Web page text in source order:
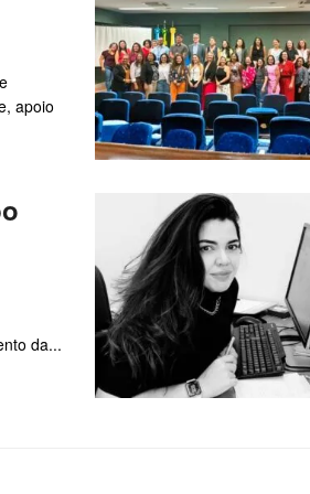
apoio
da...